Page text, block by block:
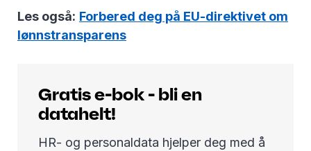
Les også: Forbered deg på EU-direktivet om
lønnstransparens
Gratis e-bok - bli en
datahelt!
HR- og personaldata hjelper deg med å